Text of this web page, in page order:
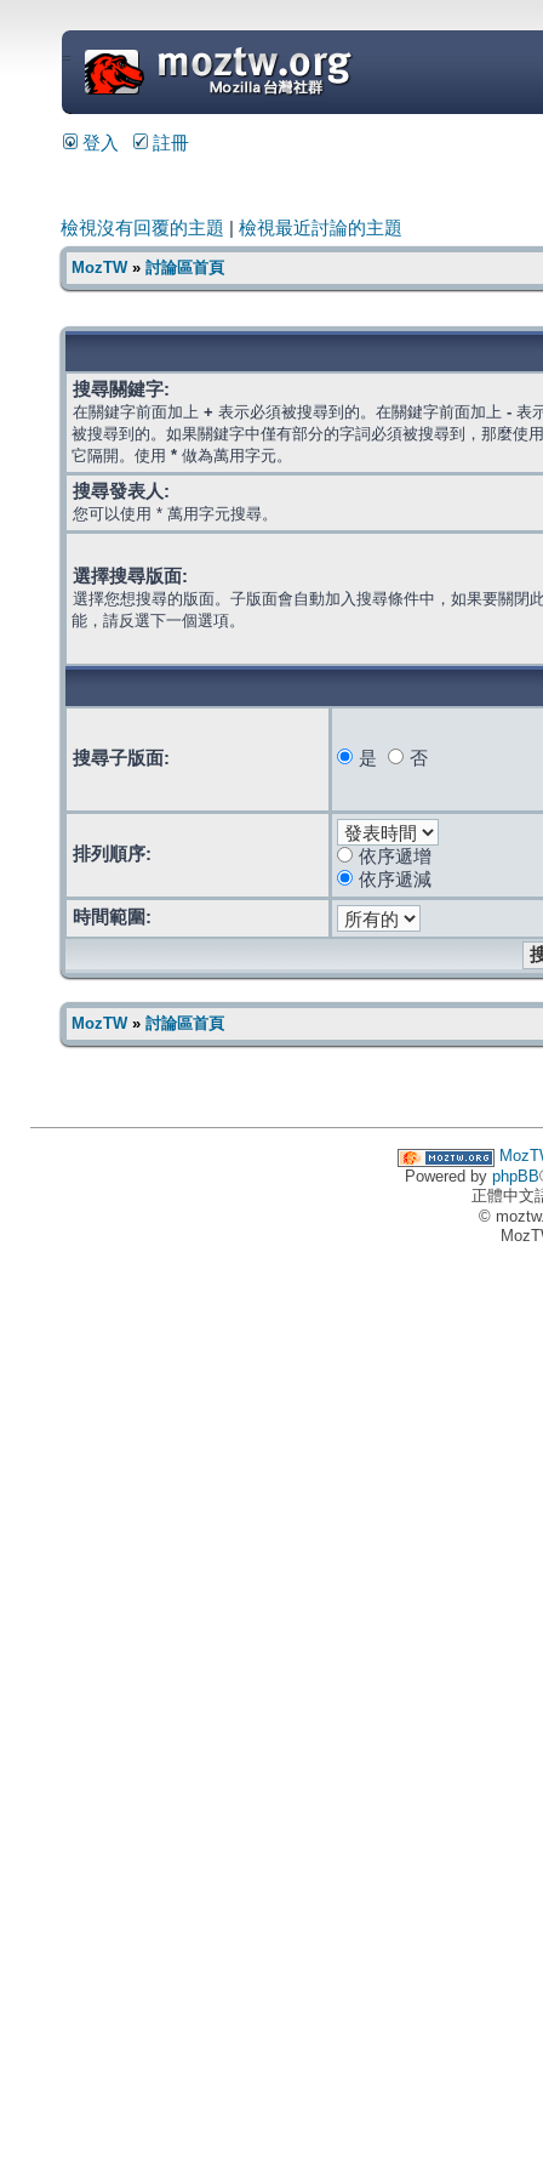
=
登入 註冊
檢視沒有回覆的主題 檢視最近討論的主題
MozTW» 討論區首頁
搜尋關鍵字:
在關鍵字前面加上 + 表示必須被搜尋到的。在關鍵字前面加上 - 表
被搜尋到的。如果關鍵字中僅有部分的字詞必須被搜尋到，那麼使
它隔開。使用 * 做為萬用字元。
搜尋發表人:
您可以使用 * 萬用字元搜尋。
選擇搜尋版面:
選擇您想搜尋的版面。子版面會自動加入搜尋條件中，如果要關閉
能，請反選下一個選項。
搜尋子版面: 是 否
排列順序:
依序遞增
依序遞減
時間範圍:
MozTW» 討論區首頁
Powered by phpBB
正體中文
©